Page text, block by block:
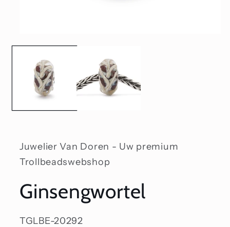
1
modaal
Juwelier Van Doren - Uw premium
Trollbeadswebshop
Ginsengwortel
SKU:
TGLBE-20292